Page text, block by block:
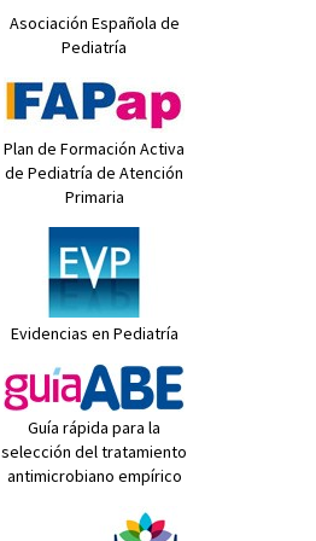
Asociación Española de
Pediatría
Plan de Formación Activa
de Pediatría de Atención
Primaria
Evidencias en Pediatría
Guía rápida para la
selección del tratamiento
antimicrobiano empírico